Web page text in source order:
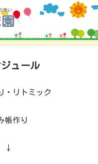
ュール
・リトミック
作り
↓